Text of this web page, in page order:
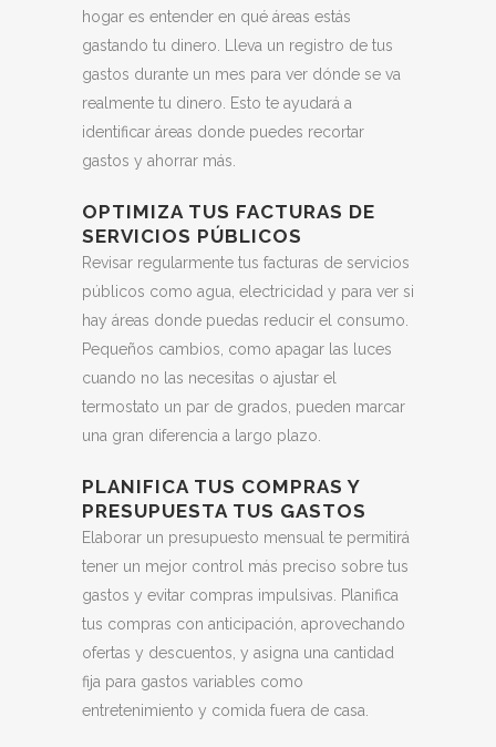
hogar es entender en qué áreas estás
gastando tu dinero. Lleva un registro de tus
gastos durante un mes para ver dónde se va
realmente tu dinero. Esto te ayudará a
identificar áreas donde puedes recortar
gastos y ahorrar más.
OPTIMIZA TUS FACTURAS DE
SERVICIOS PÚBLICOS
Revisar regularmente tus facturas de servicios
públicos como agua, electricidad y para ver si
hay áreas donde puedas reducir el consumo.
Pequeños cambios, como apagar las luces
cuando no las necesitas o ajustar el
termostato un par de grados, pueden marcar
una gran diferencia a largo plazo.
PLANIFICA TUS COMPRAS Y
PRESUPUESTA TUS GASTOS
Elaborar un presupuesto mensual te permitirá
tener un mejor control más preciso sobre tus
gastos y evitar compras impulsivas. Planifica
tus compras con anticipación, aprovechando
ofertas y descuentos, y asigna una cantidad
fija para gastos variables como
entretenimiento y comida fuera de casa.